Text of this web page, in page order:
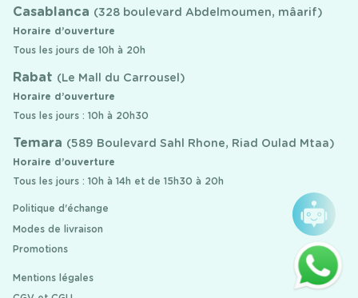
Casablanca (328 boulevard Abdelmoumen, mâarif)
Horaire d’ouverture
Tous les jours de 10h à 20h
Rabat (Le Mall du Carrousel)
Horaire d’ouverture
Tous les jours : 10h à 20h30
Temara (589 Boulevard Sahl Rhone, Riad Oulad Mtaa)
Horaire d’ouverture
Tous les jours : 10h à 14h et de 15h30 à 20h
Politique d'échange
Modes de livraison
Promotions
Mentions légales